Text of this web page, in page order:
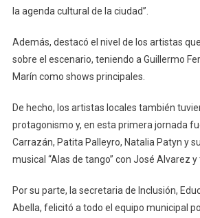
la agenda cultural de la ciudad”.
Además, destacó el nivel de los artistas
sobre el escenario, teniendo a Guillermo
Marín como shows principales.
De hecho, los artistas locales también
protagonismo y, en esta primera jornada
Carrazán, Patita Palleyro, Natalia Patyn y
musical “Alas de tango” con José Alvarez y
Por su parte, la secretaria de Inclusión,
Abella, felicitó a todo el equipo municipal